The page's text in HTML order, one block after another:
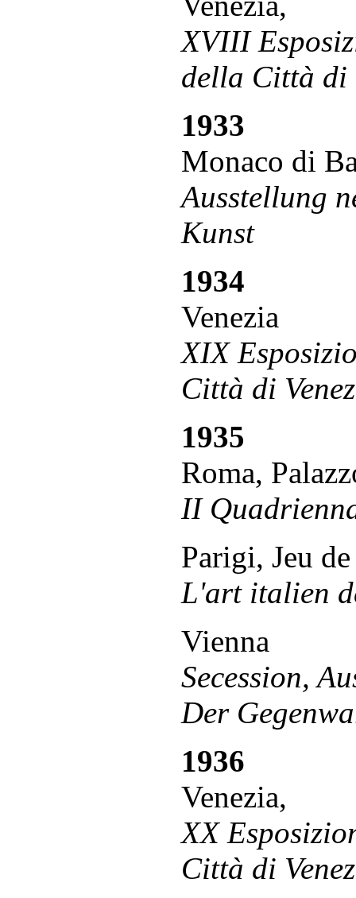
XVIII
della Città di
1933
Monaco di
Ausstellung
Kunst
1934
Venezia
XIX
Città di
1935
Roma,
II
Parigi, Jeu
L'art italien
Vienna
Secession,
Der
1936
Venezia,
XX
Città di